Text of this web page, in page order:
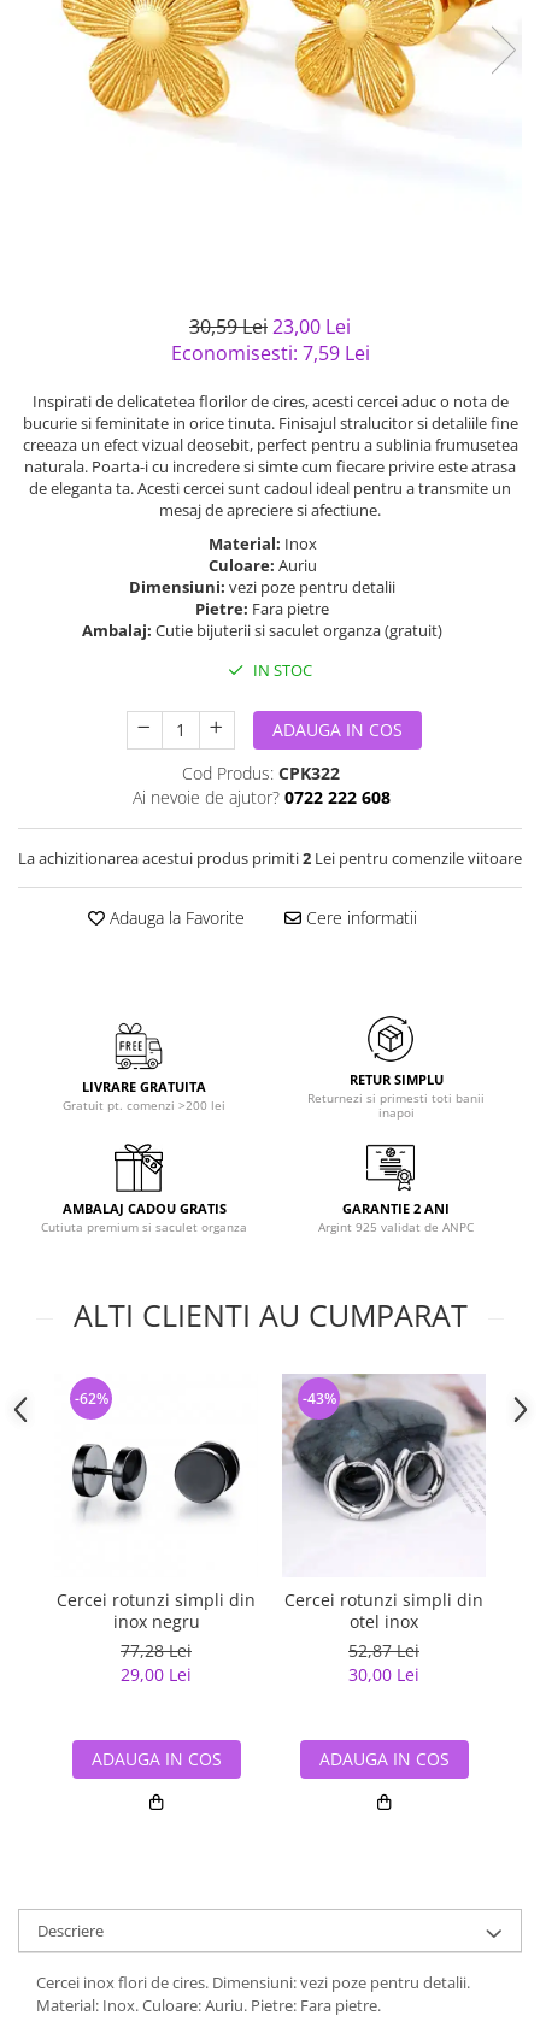
semipretioase
Bijuterii argint placat cu aur
Bijuterii argint cu diverse
Bijuterii de Lux
Bijuterii gotice si rock
Bijuterii Handmade
Solutii si lavete de curatare
30,59 Lei23,00 Lei
Economisesti: 7,59 Lei
Inspirati de delicatetea florilor de cires, acesti cercei aduc o nota de
bucurie si feminitate in orice tinuta. Finisajul stralucitor si detaliile fine
creeaza un efect vizual deosebit, perfect pentru a sublinia frumusetea
naturala. Poarta-i cu incredere si simte cum fiecare privire este atrasa
de eleganta ta. Acesti cercei sunt cadoul ideal pentru a transmite un
mesaj de apreciere si afectiune.
Material: Inox
Culoare: Auriu
Dimensiuni: vezi poze pentru detalii
Pietre: Fara pietre
Ambalaj: Cutie bijuterii si saculet organza (gratuit)
IN STOC
ADAUGA IN COS
Cod Produs: CPK322
Ai nevoie de ajutor? 0722 222 608
La achizitionarea acestui produs primiti2 Lei pentru comenzile viitoare
Adauga la Favorite Cere informatii
LIVRARE GRATUITA
Gratuit pt. comenzi >200 lei
RETUR SIMPLU
Returnezi si primesti toti banii
inapoi
AMBALAJ CADOU GRATIS
Cutiuta premium si saculet organza
GARANTIE 2 ANI
Argint 925 validat de ANPC
ALTI CLIENTI AU CUMPARAT
Cercei rotunzi simpli din
inox negru
77,28 Lei
29,00 Lei
-62%
ADAUGA IN COS
Cercei rotunzi simpli din
otel inox
52,87 Lei
30,00 Lei
-43%
ADAUGA IN COS
Descriere
Cercei inox flori de cires. Dimensiuni: vezi poze pentru detalii.
Material: Inox. Culoare: Auriu. Pietre: Fara pietre.